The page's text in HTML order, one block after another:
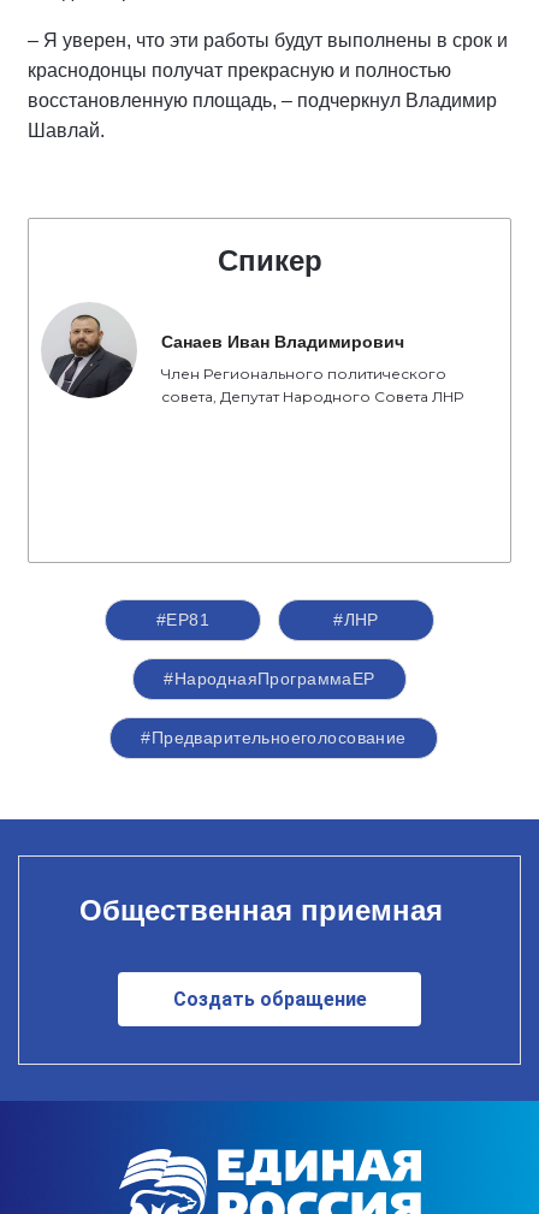
– Я уверен, что эти работы будут выполнены в срок и
краснодонцы получат прекрасную и полностью
восстановленную площадь, – подчеркнул Владимир
Шавлай.
Спикер
Санаев Иван Владимирович
Член Регионального политического
совета, Депутат Народного Совета ЛНР
#ЕР81 #ЛНР
#НароднаяПрограммаЕР
#Предварительноеголосование
Общественная приемная
Создать обращение